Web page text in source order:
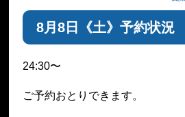
8月8日《土》予約状況
24:30〜
ご予約おとりできます。